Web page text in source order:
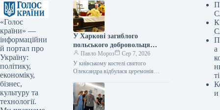
«Голос
країни» —
інформаційни
й портал про
Україну:
політику,
економіку,
бізнес,
культуру та
технології.
У Харкові загиблого
польського добровольця
поховали в Києві
Павло Мороз
Сер 7, 2026
У київському костелі святого
Олександра відбулася церемонія
Мареком Русеком-Вольським, котрий
став жертвою російської атаки дроном
у…
а
ті
и